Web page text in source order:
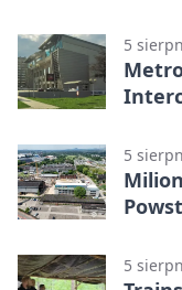
5
5
5